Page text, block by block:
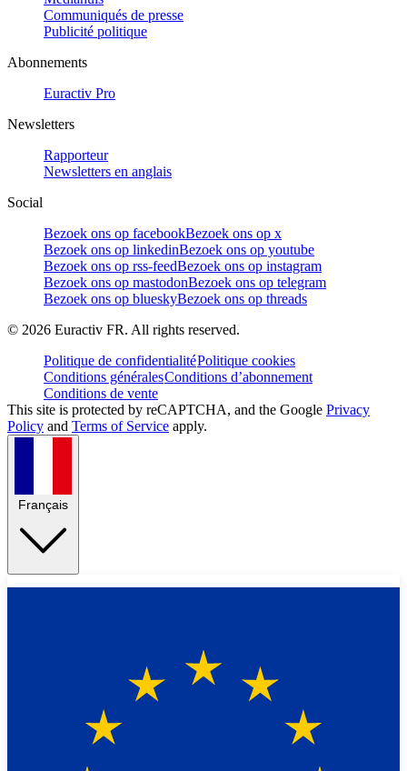
Communiqués de presse
Publicité politique
Abonnements
Euractiv Pro
Newsletters
Rapporteur
Newsletters en anglais
Social
Bezoek ons op facebookBezoek ons op x
Bezoek ons op linkedinBezoek ons op youtube
Bezoek ons op rss-feedBezoek ons op instagram
Bezoek ons op mastodonBezoek ons op telegram
Bezoek ons op blueskyBezoek ons op threads
© 2026 Euractiv FR. All rights reserved.
Politique de confidentialitéPolitique cookies
Conditions généralesConditions d’abonnement
Conditions de vente
This site is protected by reCAPTCHA, and the Google Privacy
Policy and Terms of Service apply.
Français